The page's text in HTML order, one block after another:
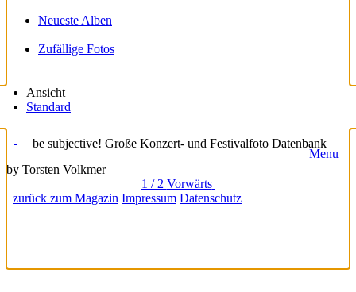
Neueste Alben
Zufällige Fotos
Ansicht
Standard
be subjective! Große Konzert- und Festivalfoto Datenbank
Menu
by Torsten Volkmer
1 / 2 Vorwärts
zurück zum Magazin Impressum Datenschutz